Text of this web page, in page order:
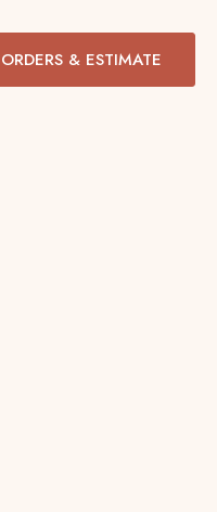
ORDERS & ESTIMATE